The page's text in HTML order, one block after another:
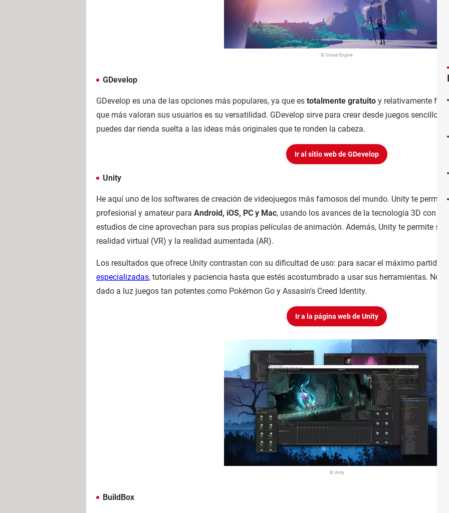
© Unreal Engine
GDevelop
GDevelop es una de las opciones más populares, ya que es totalmente gratuito y relativamente
que más valoran sus usuarios es su versatilidad. GDevelop sirve para crear desde juegos sencillos
puedes dar rienda suelta a las ideas más originales que te ronden la cabeza.
Ir al sitio web de GDevelop
Unity
He aquí uno de los softwares de creación de videojuegos más famosos del mundo. Unity te
profesional y amateur para Android, iOS, PC y Mac, usando los avances de la tecnología 3D con
estudios de cine aprovechan para sus propias películas de animación. Además, Unity te permite
realidad virtual (VR) y la realidad aumentada (AR).
Los resultados que ofrece Unity contrastan con su dificultad de uso: para sacar el máximo partido a
especializadas, tutoriales y paciencia hasta que estés acostumbrado a usar sus herramientas. No te
dado a luz juegos tan potentes como Pokémon Go y Assasin's Creed Identity.
Ir a la página web de Unity
© Unity
BuildBox